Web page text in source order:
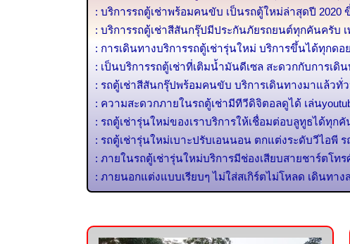
: บริการรถตู้เช่าพร้อมคนขับ เป็นรถตู้ใหม่ล่าสุดปี
: บริการรถตู้เช่าสีสันกรุ๊ปมีประกันภัยรถยนต์ทุกคันครับ
: การเดินทางบริการรถตู้เช่ารุ่นใหม่ บริการขึ้นได้ทุก
: เป็นบริการรถตู้เช่าที่เติมน้ำมันดีเซล สะดวกกับการเ
: รถตู้เช่าสีสันกรุ๊ปพร้อมคนขับ บริการเดินทางมาแล้ว
: ความสะดวกภายในรถตู้เช่ามีทีวีดิจิตอลดูได้ เล่น
: รถตู้เช่ารุ่นใหม่ของเราบริการให้เชื่อมต่อบลูทูธได้ทุกคั
: รถตู้เช่ารุ่นใหม่เบาะปรับเอนนอน ตกแต่งระดับวีไอพี
: ภายในรถตู้เช่ารุ่นใหม่บริการมีช่องเสียบสายชาร์ตโท
: ภายนอกแต่งแบบเรียบๆ ไม่ใส่สเกิร์ตไม่โหลด เดินทา